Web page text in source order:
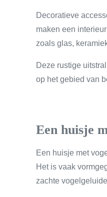
Decoratieve
maken een
zoals glas,
Deze rustige
op het gebied van
Een huisje
Een huisje met
Het is vaak
zachte